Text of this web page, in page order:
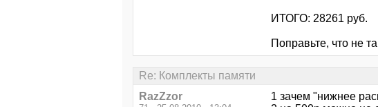
ИТОГО: 28261 руб.
Поправьте, что не
Re: Комплекты памяти
RazZzor
1 зачем "нижнее